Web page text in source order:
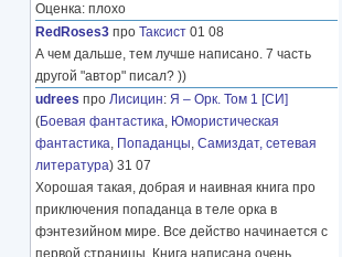
Оценка: плохо
RedRoses3 про Таксист 01 08
А чем дальше, тем лучше написано. 7 часть
другой "автор" писал? ))
udrees про Лисицин: Я – Орк. Том 1 [СИ]
(Боевая фантастика, Юмористическая
фантастика, Попаданцы, Самиздат, сетевая
литература) 31 07
Хорошая такая, добрая и наивная книга про
приключения попаданца в теле орка в
фэнтезийном мире. Все действо начинается с